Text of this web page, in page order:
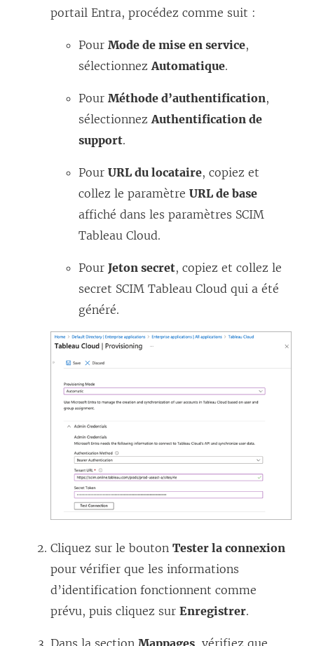
portail Entra, procédez comme suit :
Pour Mode de mise en service,
sélectionnezAutomatique.
Pour Méthode d’authentification,
sélectionnezAuthentification de
support.
Pour URL du locataire, copiez et
collez le paramètre URL de base
affiché dans les paramètres SCIM
Tableau Cloud.
Pour Jeton secret, copiez et collez le
secret SCIM Tableau Cloud qui a été
généré.
Cliquez sur le bouton Tester la connexion
pour vérifier que les informations
d’identification fonctionnent comme
prévu, puis cliquez sur Enregistrer.